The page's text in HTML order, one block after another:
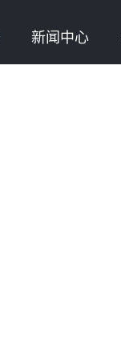
新闻中心